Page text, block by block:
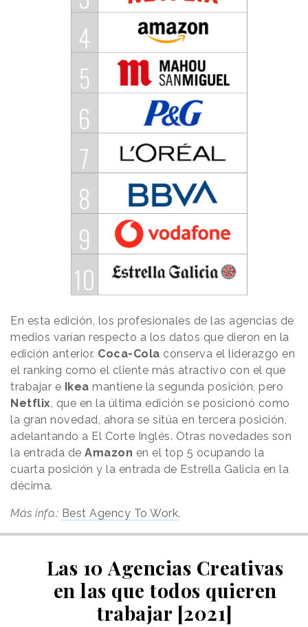
En esta edición, los profesionales de las agencias de
medios varían respecto a los datos que dieron en la
edición anterior. Coca-Cola conserva el liderazgo en
el ranking como el cliente más atractivo con el que
trabajar e
Ikea mantiene la segunda posición, pero
Netflix, que en la última edición se posicionó como
la gran novedad, ahora se sitúa en tercera posición,
adelantando a El Corte Inglés. Otras novedades son
la entrada de Amazon en el top 5 ocupando la
cuarta posición y la entrada de Estrella Galicia en la
décima.
Más info.: Best Agency To Work.
Las 10 Agencias Creativas
en las que todos quieren
trabajar [2021]